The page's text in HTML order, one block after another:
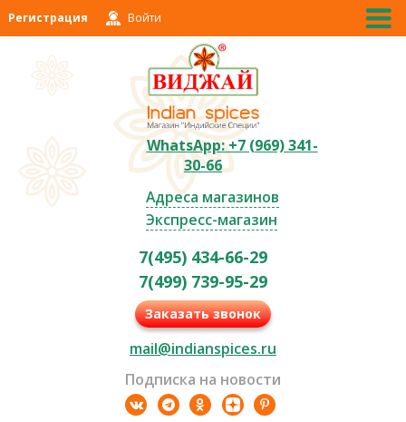
Регистрация Войти
WhatsApp: +7 (969) 341-
30-66
Адреса магазинов
Экспресс-магазин
7(495) 434-66-29
7(499) 739-95-29
Заказать звонок
mail@indianspices.ru
Подписка на новости